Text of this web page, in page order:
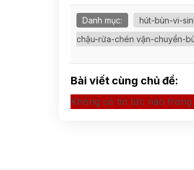
Danh mục:
hút-bùn-vi-
chậu-rửa-chén vận-chuyển-
Bài viết cùng chủ đề:
Không có tin tức nào trong